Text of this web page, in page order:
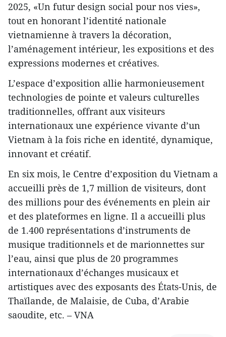
2025, «Un futur design social pour nos vies»,
tout en honorant l’identité nationale
vietnamienne à travers la décoration,
l’aménagement intérieur, les expositions et des
expressions modernes et créatives.
L’espace d’exposition allie harmonieusement
technologies de pointe et valeurs culturelles
traditionnelles, offrant aux visiteurs
internationaux une expérience vivante d’un
Vietnam à la fois riche en identité, dynamique,
innovant et créatif.
En six mois, le Centre d’exposition du Vietnam a
accueilli près de 1,7 million de visiteurs, dont
des millions pour des événements en plein air
et des plateformes en ligne. Il a accueilli plus
de 1.400 représentations d’instruments de
musique traditionnels et de marionnettes sur
l’eau, ainsi que plus de 20 programmes
internationaux d’échanges musicaux et
artistiques avec des exposants des États-Unis, de
Thaïlande, de Malaisie, de Cuba, d’Arabie
saoudite, etc. – VNA